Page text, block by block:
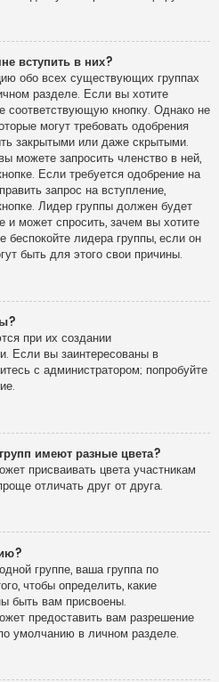
вступить в них?
обо всех существующих группах
разделе. Если вы хотите
соответствующую кнопку. Однако не
могут требовать одобрения
закрытыми или даже скрытыми.
можете запросить членство в ней,
Если требуется одобрение на
запрос на вступление,
Лидер группы должен будет
и может спросить, зачем вы хотите
беспокойте лидера группы, если он
быть для этого свои причины.
при их создании
Если вы заинтересованы в
с администратором; попробуйте
имеют разные цвета?
присваивать цвета участникам
отличать друг от друга.
группе, ваша группа по
чтобы определить, какие
быть вам присвоены.
предоставить вам разрешение
умолчанию в личном разделе.